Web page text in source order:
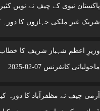
پاکستان نیوی کے چیف نے نویں
شریک غیر ملکی جہازوں کا دورہ
وزیرِ اعظم شہباز شریف کا خطاب |
ماحولیاتی کانفرنس 07-02-2025
آرمی چیف نے مظفرآباد کا دورہ